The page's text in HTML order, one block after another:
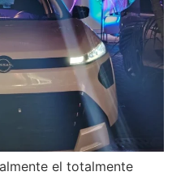
el totalmente